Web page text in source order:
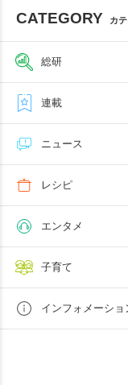
CATEGORY カ
総研
連載
ニュース
レシピ
エンタメ
子育て
インフォメーショ